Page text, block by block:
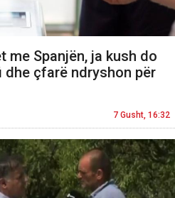
me Spanjën, ja kush do
çfarë ndryshon për
7 Gusht, 16:32